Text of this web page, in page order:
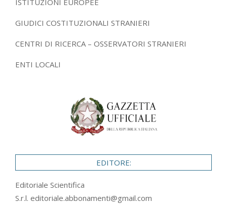
ISTITUZIONI EUROPEE
GIUDICI COSTITUZIONALI STRANIERI
CENTRI DI RICERCA – OSSERVATORI STRANIERI
ENTI LOCALI
EDITORE:
Editoriale Scientifica
S.r.l. editoriale.abbonamenti@gmail.com